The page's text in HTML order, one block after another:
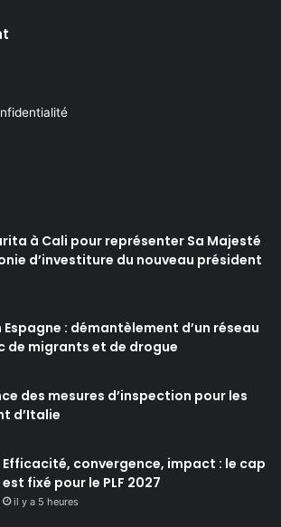
à Cali pour représenter Sa Majesté
d’investiture du nouveau président
: démantèlement d’un réseau
de migrants et de drogue
des mesures d’inspection pour les
d’Italie
Efficacité, convergence, impact : le cap
est fixé pour le PLF 2027
il y a 5 heures